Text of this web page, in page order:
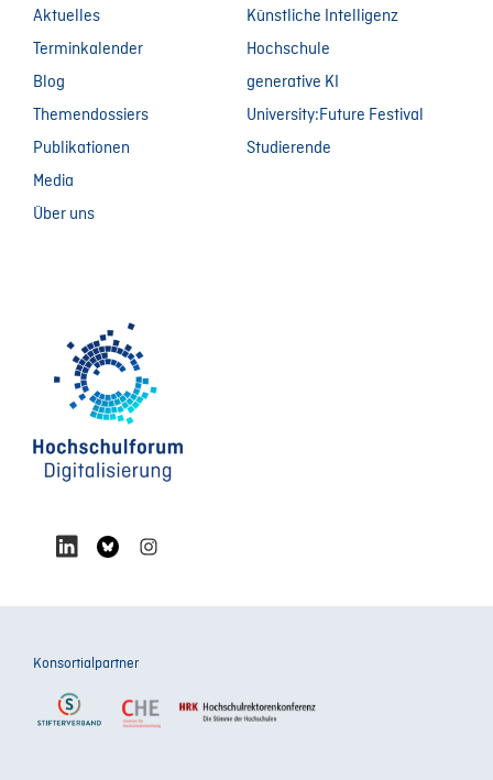
Aktuelles
Terminkalender
Blog
Themendossiers
Publikationen
Media
Über uns
Künstliche Intelligenz
Hochschule
generative KI
University:Future Festival
Studierende
Konsortialpartner